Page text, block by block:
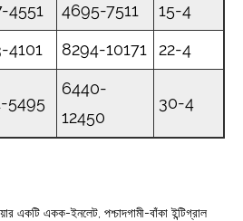
4551 4695-7511 15-4
4101 8294-10171 22-4
5495
6440-
12450
30-4
একটি একক-ইনলেট, পশ্চাদগামী-বাঁকা ইন্টিগ্রাল